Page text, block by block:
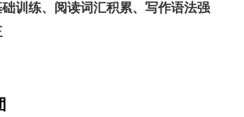
础训练、阅读词汇积累、写作语法强